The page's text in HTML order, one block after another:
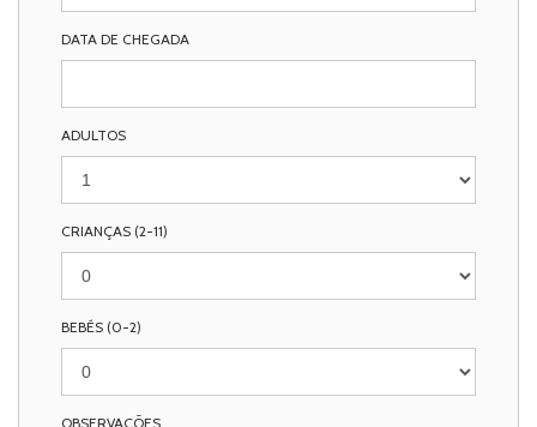
DATA DE CHEGADA
ADULTOS
CRIANÇAS (2-11)
BEBÉS (0-2)
OBSERVAÇÕES